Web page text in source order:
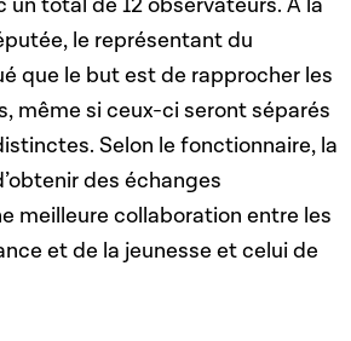
un total de 12 observateurs. A la
le représentant du
que le but est de rapprocher les
même si ceux-ci seront séparés
Selon le fonctionnaire, la
des échanges
meilleure collaboration entre les
et de la jeunesse et celui de